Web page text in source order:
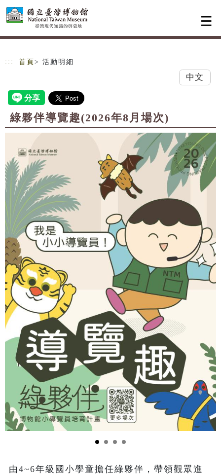
跳到主要內容
網站導覽
::: 首頁 > 活動明細
中文
綠夥伴導覽趣(2026年8月場次)
由4~6年級國小學童擔任綠夥伴，帶領觀眾進